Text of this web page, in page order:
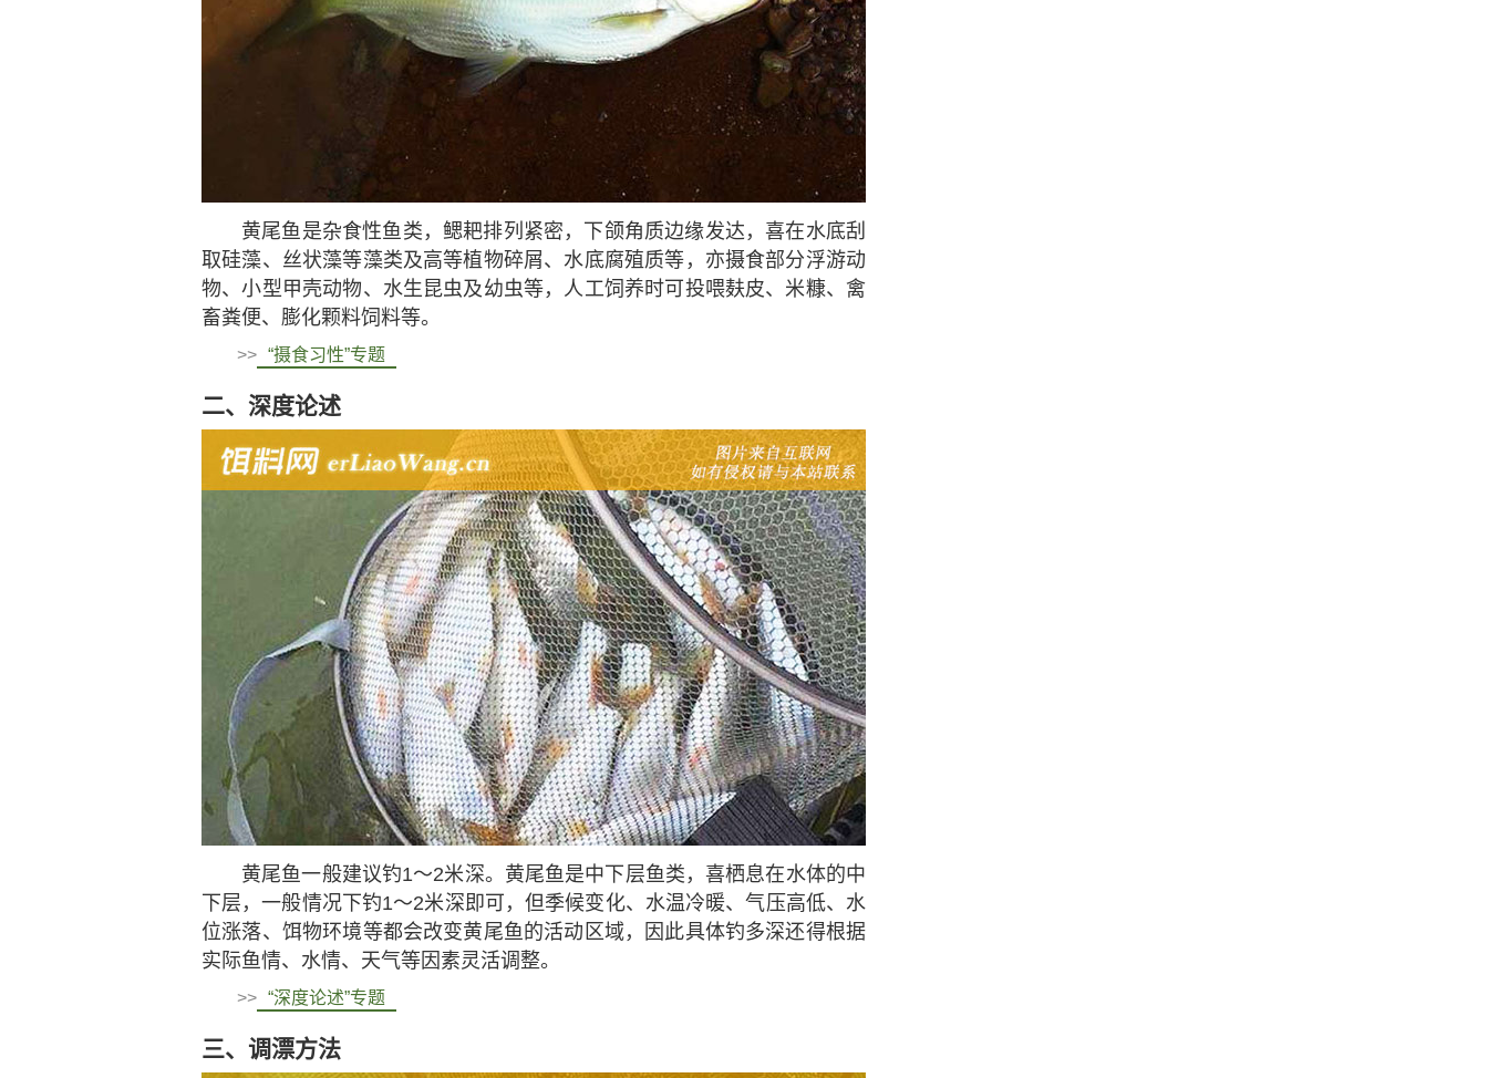
黄尾鱼是杂食性鱼类，鳃耙排列紧密，下颌角质边缘发达，喜在水底刮
取硅藻、丝状藻等藻类及高等植物碎屑、水底腐殖质等，亦摄食部分浮游动
物、小型甲壳动物、水生昆虫及幼虫等，人工饲养时可投喂麸皮、米糠、禽
畜粪便、膨化颗料饲料等。
>> “摄食习性”专题
二、深度论述
黄尾鱼一般建议钓1～2米深。黄尾鱼是中下层鱼类，喜栖息在水体的中
下层，一般情况下钓1～2米深即可，但季候变化、水温冷暖、气压高低、水
位涨落、饵物环境等都会改变黄尾鱼的活动区域，因此具体钓多深还得根据
实际鱼情、水情、天气等因素灵活调整。
>> “深度论述”专题
三、调漂方法